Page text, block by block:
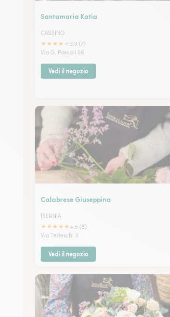
Santamaria Katia
CASSINO
★★★★
3.9 (7)
Via G. Pascoli 56
Vedi il negozio
Calabrese Giuseppina
ISERNIA
★★★★★4.5 (8)
Via Tedeschi 3
Vedi il negozio